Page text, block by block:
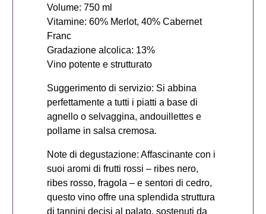
Volume: 750 ml
Vitamine: 60% Merlot, 40% Cabernet
Franc
Gradazione alcolica: 13%
Vino potente e strutturato
Suggerimento di servizio: Si abbina
perfettamente a tutti i piatti a base di
agnello o selvaggina, andouillettes e
pollame in salsa cremosa.
Note di degustazione: Affascinante con i
suoi aromi di frutti rossi – ribes nero,
ribes rosso, fragola – e sentori di cedro,
questo vino offre una splendida struttura
di tannini decisi al palato, sostenuti da